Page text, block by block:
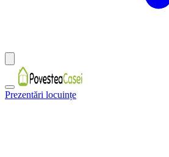
Prezentări locuințe